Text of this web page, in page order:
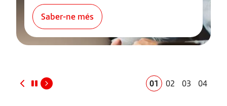
Saber-ne més
01 02 03 04